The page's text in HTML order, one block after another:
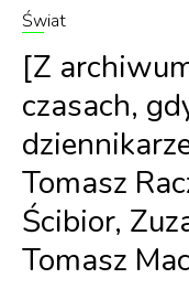
Świat
[Z
czasach,
Tomasz
Ścibior,
Tomasz